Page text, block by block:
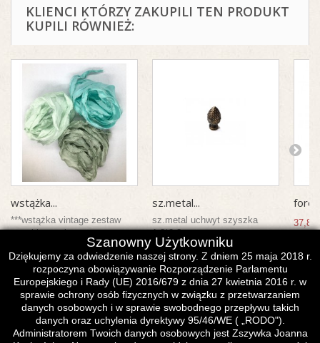
KLIENCI KTÓRZY ZAKUPILI TEN PRODUKT
KUPILI RÓWNIEŻ:
wstążka...
***wstążka vintage zestaw
morski pastel
6,00 zł
Dodaj do koszyka
sz.metal...
sz.metal uchwyt szyszka
1,8*2,8 cm
1,80 zł
Dodaj do koszyka
37,81
Szanowny Użytkowniku
Dziękujemy za odwiedzenie naszej strony. Z dniem 25 maja 2018 r.
rozpoczyna obowiązywanie Rozporządzenie Parlamentu
Europejskiego i Rady (UE) 2016/679 z dnia 27 kwietnia 2016 r. w
sprawie ochrony osób fizycznych w związku z przetwarzaniem
danych osobowych i w sprawie swobodnego przepływu takich
danych oraz uchylenia dyrektywy 95/46/WE ( „RODO").
Administratorem Twoich danych osobowych jest Zszywka Joanna